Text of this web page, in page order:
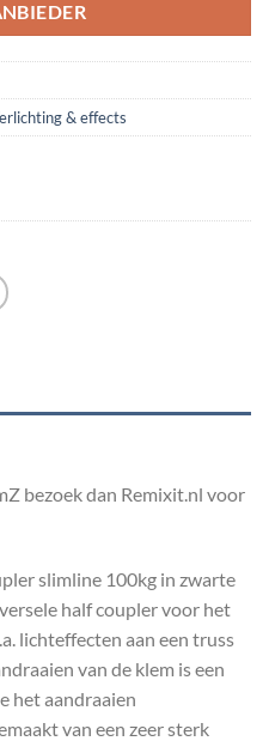
& effects
bezoek dan Remixit.nl voor
slimline 100kg in zwarte
half coupler voor het
lichteffecten aan een truss
van de klem is een
het aandraaien
van een zeer sterk